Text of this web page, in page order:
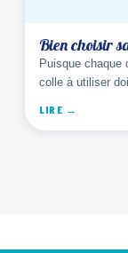
Bien choisir
Puisque chaque
colle à utiliser
LIRE →